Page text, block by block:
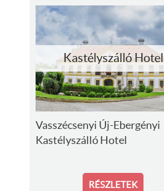
Kastélyszálló Hotel
Vasszécsenyi Új-Ebergényi
Kastélyszálló Hotel
RÉSZLETEK